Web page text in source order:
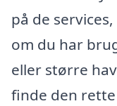
på de
om du har
eller større
finde den